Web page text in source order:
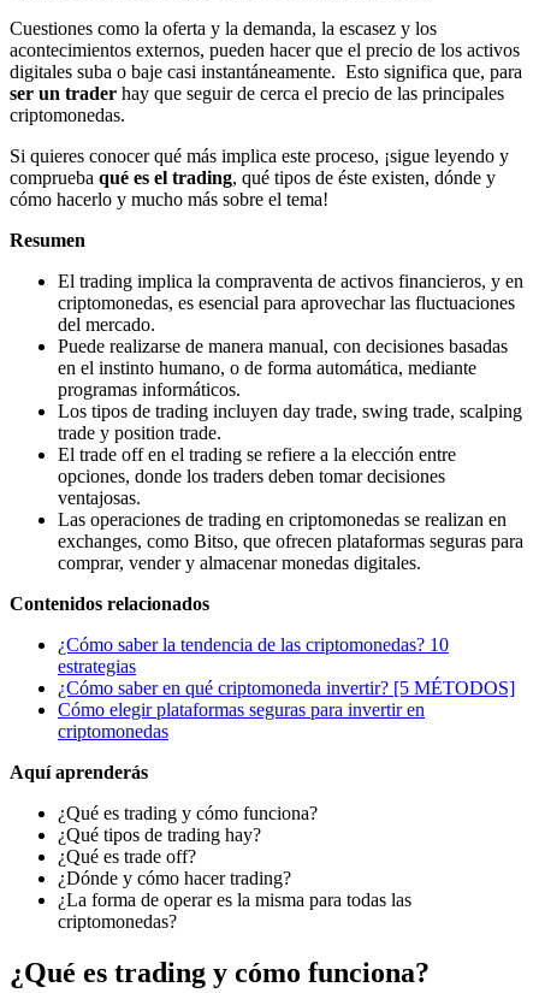
Cuestiones como la oferta y la demanda, la escasez y los
acontecimientos externos, pueden hacer que el precio de los activos
digitales suba o baje casi instantáneamente. Esto significa que, para
ser un trader hay que seguir de cerca el precio de las principales
criptomonedas.
Si quieres conocer qué más implica este proceso, ¡sigue leyendo y
comprueba qué es el trading, qué tipos de éste existen, dónde y
cómo hacerlo y mucho más sobre el tema!
Resumen
El trading implica la compraventa de activos financieros, y en
criptomonedas, es esencial para aprovechar las fluctuaciones
del mercado.
Puede realizarse de manera manual, con decisiones basadas
en el instinto humano, o de forma automática, mediante
programas informáticos.
Los tipos de trading incluyen day trade, swing trade, scalping
trade y position trade.
El trade off en el trading se refiere a la elección entre
opciones, donde los traders deben tomar decisiones
ventajosas.
Las operaciones de trading en criptomonedas se realizan en
exchanges, como Bitso, que ofrecen plataformas seguras para
comprar, vender y almacenar monedas digitales.
Contenidos relacionados
¿Cómo saber la tendencia de las criptomonedas? 10
estrategias
¿Cómo saber en qué criptomoneda invertir? [5 MÉTODOS]
Cómo elegir plataformas seguras para invertir en
criptomonedas
Aquí aprenderás
¿Qué es trading y cómo funciona?
¿Qué tipos de trading hay?
¿Qué es trade off?
¿Dónde y cómo hacer trading?
¿La forma de operar es la misma para todas las
criptomonedas?
¿Qué es trading y cómo funciona?